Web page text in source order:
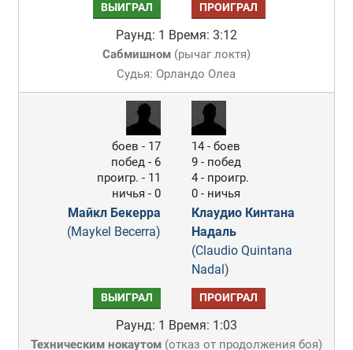
ВЫИГРАЛ ПРОИГРАЛ
Раунд: 1 Время: 3:12
Сабмишном(рычаг локтя)
Судья: Орландо Олеа
боев - 17
побед - 6
проигр. - 11
ничья - 0
Майкл Бекерра
(Maykel Becerra)
14 - боев
9 - побед
4 - проигр.
0 - ничья
Клаудио Кинтана
Надаль
(Claudio Quintana
Nadal)
ВЫИГРАЛ ПРОИГРАЛ
Раунд: 1 Время: 1:03
Техническим нокаутом(отказ от продолжения боя)